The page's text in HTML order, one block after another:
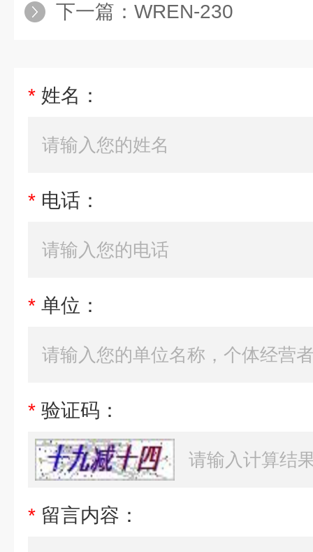
下一篇： WREN-230
* 姓名：
* 电话：
* 单位：
* 验证码：
* 留言内容：